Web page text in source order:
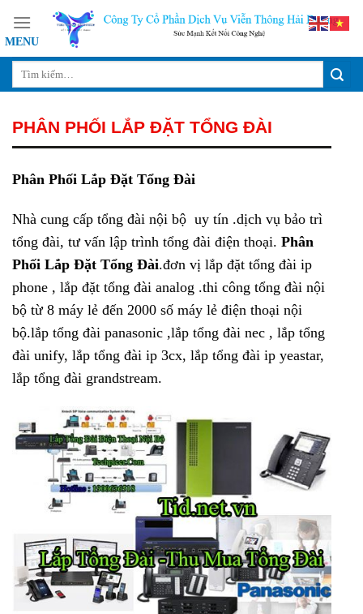
content
PHÂN PHỐI LẮP ĐẶT TỔNG ĐÀI
Phân Phối Lắp Đặt Tổng Đài
Nhà cung cấp tổng đài nội bộ uy tín .dịch vụ bảo trì
tổng đài, tư vấn lập trình tổng đài điện thoại. Phân
Phối Lắp Đặt Tổng Đài.đơn vị lắp đặt tổng đài ip
phone , lắp đặt tổng đài analog .thi công tổng đài nội
bộ từ 8 máy lẻ đến 2000 số máy lẻ điện thoại nội
bộ.lắp tổng đài panasonic ,lắp tổng đài nec , lắp tổng
đài unify, lắp tổng đài ip 3cx, lắp tổng đài ip yeastar,
lắp tổng đài grandstream.